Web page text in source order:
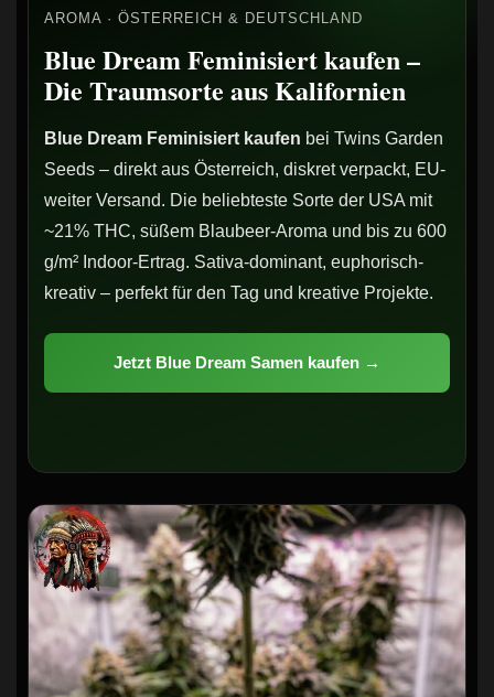
AROMA · ÖSTERREICH & DEUTSCHLAND
Blue Dream Feminisiert kaufen –
Die Traumsorte aus Kalifornien
Blue Dream Feminisiert kaufen bei Twins Garden
Seeds – direkt aus Österreich, diskret verpackt, EU-
weiter Versand. Die beliebteste Sorte der USA mit
~21% THC, süßem Blaubeer-Aroma und bis zu 600
g/m² Indoor-Ertrag. Sativa-dominant, euphorisch-
kreativ – perfekt für den Tag und kreative Projekte.
Jetzt Blue Dream Samen kaufen →